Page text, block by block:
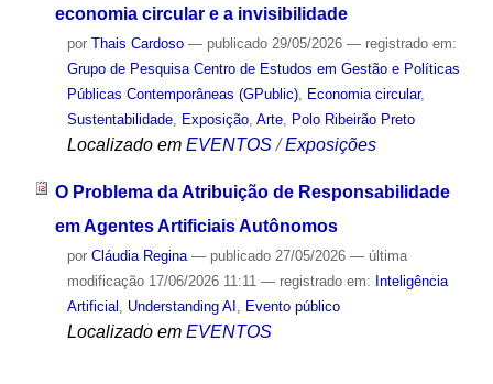
economia circular e a invisibilidade
por Thais Cardoso — publicado29/05/2026 — registrado em:
Grupo de Pesquisa Centro de Estudos em Gestão e Políticas
Públicas Contemporâneas (GPublic), Economia circular,
Sustentabilidade, Exposição, Arte, Polo Ribeirão Preto
Localizado em EVENTOS /Exposições
O Problema da Atribuição de Responsabilidade
em Agentes Artificiais Autônomos
por Cláudia Regina — publicado27/05/2026 — última
modificação17/06/2026 11:11 — registrado em: Inteligência
Artificial
Understanding AI Evento público
Localizado em EVENTOS